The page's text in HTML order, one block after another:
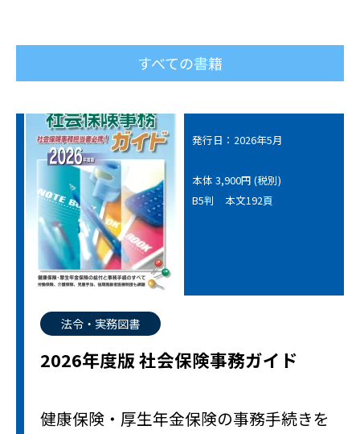
すべての書籍
発行日：2026年5月
本体 3,900円 (税別)
B5判 本文192頁
法令・実務図書
2026年度版 社会保険事務ガイド
健康保険・厚生年金保険の事務手続きを